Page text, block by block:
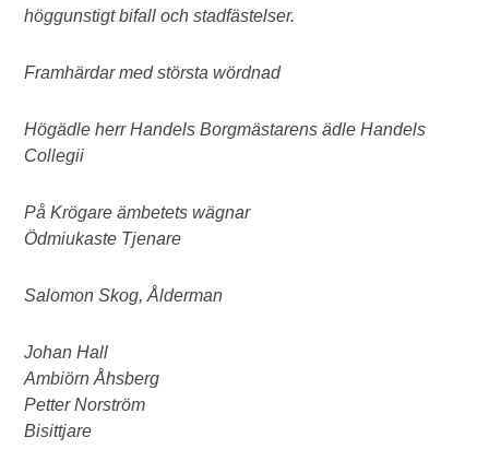
höggunstigt bifall och stadfästelser.
Framhärdar med största wördnad
Högädle herr Handels Borgmästarens ädle Handels
Collegii
På Krögare ämbetets wägnar
Ödmiukaste Tjenare
Salomon Skog, Ålderman
Johan Hall
Ambiörn Åhsberg
Petter Norström
Bisittjare